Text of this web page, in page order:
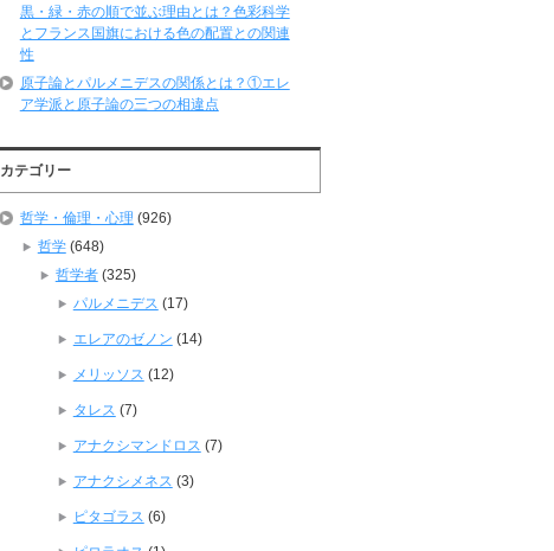
黒・緑・赤の順で並ぶ理由とは？色彩科学
とフランス国旗における色の配置との関連
性
原子論とパルメニデスの関係とは？①エレ
ア学派と原子論の三つの相違点
カテゴリー
哲学・倫理・心理 (926)
哲学(648)
哲学者(325)
パルメニデス (17)
エレアのゼノン (14)
メリッソス (12)
タレス (7)
アナクシマンドロス (7)
アナクシメネス (3)
ピタゴラス (6)